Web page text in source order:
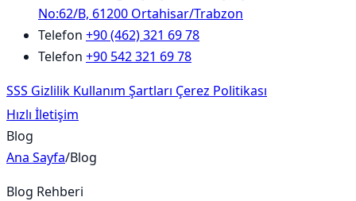
No:62/B, 61200 Ortahisar/Trabzon
Telefon +90 (462) 321 69 78
Telefon +90 542 321 69 78
SSS Gizlilik Kullanım Şartları Çerez Politikası
Hızlı İletişim
Blog
Ana Sayfa/Blog
Blog Rehberi